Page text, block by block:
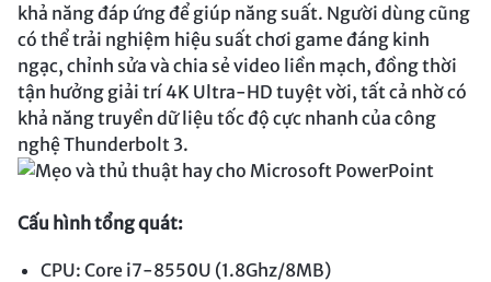
khả năng đáp ứng để giúp năng suất. Người dùng cũng
có thể trải nghiệm hiệu suất chơi game đáng kinh
ngạc, chỉnh sửa và chia sẻ video liền mạch, đồng thời
tận hưởng giải trí 4K Ultra-HD tuyệt vời, tất cả nhờ có
khả năng truyền dữ liệu tốc độ cực nhanh của công
nghệ Thunderbolt 3.
Cấu hình tổng quát:
CPU: Core i7-8550U (1.8Ghz/8MB)